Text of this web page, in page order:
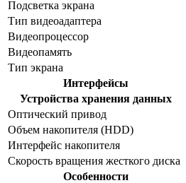
Подсветка экрана
Тип видеоадаптера
Видеопроцессор
Видеопамять
Тип экрана
Интерфейсы
Устройства хранения данных
Оптический привод
Объем накопителя (HDD)
Интерфейс накопителя
Скорость вращения жесткого диска
Особенности